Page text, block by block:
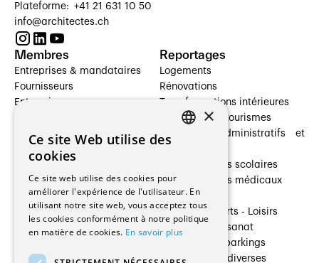
Plateforme: +41 21 631 10 50
info@architectes.ch
Membres
Entreprises & mandataires
Fournisseurs
Entreprises
Architectes paysagistes
Architectes d'intérieur
Entreprises générales
Ingénieurs et mandataires
Fabricants / Fournisseurs
Régies immobilières
Reportages
Logements
Rénovations
Transformations intérieures
Hôtelleries et tourismes
Bâtiments administratifs et
Établissements scolaires
Établissements médicaux
Villas
Cultures - Sports - Loisirs
Industrie - Artisanat
Transports et parkings
Constructions diverses
×
Ce site Web utilise des
cookies
Ce site web utilise des cookies pour
améliorer l'expérience de l'utilisateur. En
utilisant notre site web, vous acceptez tous
les cookies conformément à notre politique
en matière de cookies. En savoir plus